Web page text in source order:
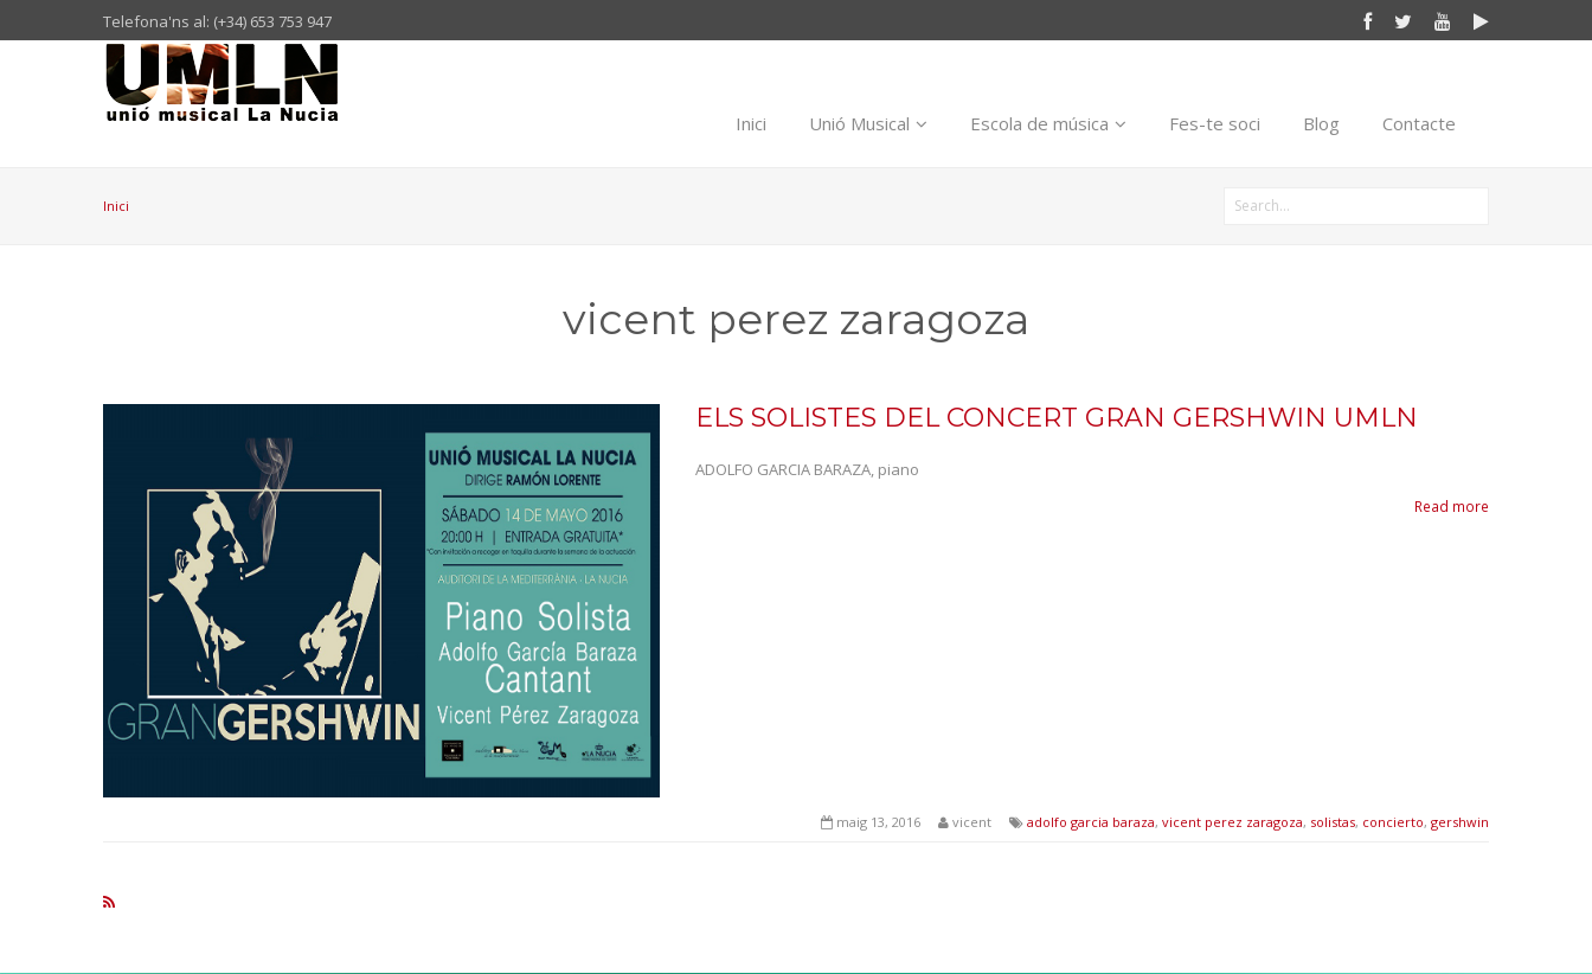
Telefona'ns al: (+34) 653 753 947
Inici Unió Musical Escola de música Fes-te soci Blog Contacte
Inici
vicent perez zaragoza
ELS SOLISTES DEL CONCERT GRAN GERSHWIN UMLN
ADOLFO GARCIA BARAZA, piano
Read more
maig 13, 2016 vicent adolfo garcia baraza, vicent perez zaragoza, solistas, concierto, gershwin